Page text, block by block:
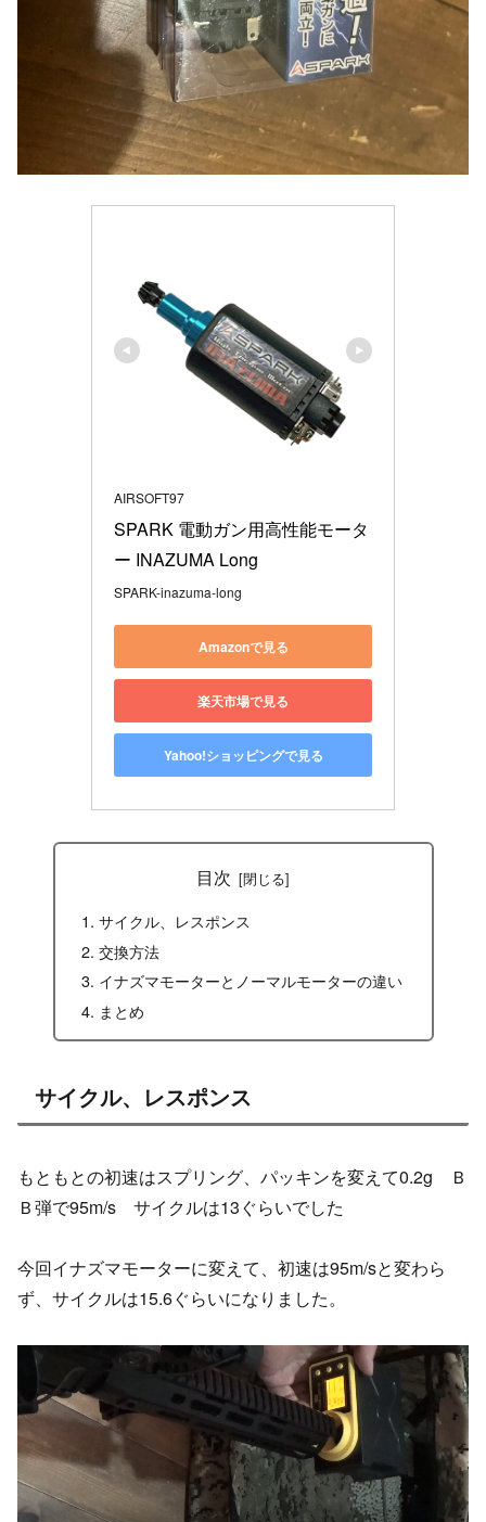
AIRSOFT97
SPARK 電動ガン用高性能モータ
ー INAZUMA Long
SPARK-inazuma-long
Amazonで見る
楽天市場で見る
Yahoo!ショッピングで見る
目次
サイクル、レスポンス
交換方法
イナズマモーターとノーマルモーターの違い
まとめ
サイクル、レスポンス
もともとの初速はスプリング、パッキンを変えて0.2g Ｂ
Ｂ弾で95m/s サイクルは13ぐらいでした
今回イナズマモーターに変えて、初速は95m/sと変わら
ず、サイクルは15.6ぐらいになりました。